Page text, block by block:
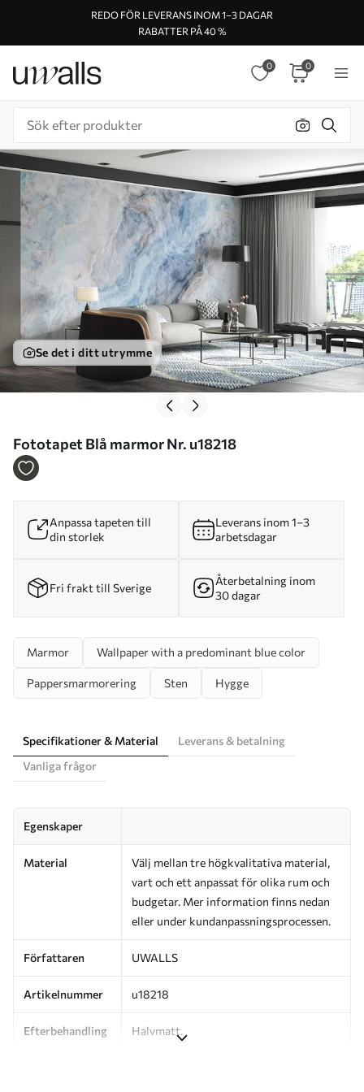
REDO FÖR LEVERANS INOM 1–3 DAGAR
RABATTER PÅ 40 %
0 0
Se det i ditt utrymme
Fototapet Blå marmor Nr. u18218
Anpassa tapeten till
din storlek
Leverans inom 1–3
arbetsdagar
Fri frakt till Sverige
Återbetalning inom
30 dagar
Marmor Wallpaper with a predominant blue color
Pappersmarmorering Sten Hygge
Specifikationer & Material
Leverans & betalning
Vanliga frågor
Egenskaper
Material
Välj mellan tre högkvalitativa material,
vart och ett anpassat för olika rum och
budgetar. Mer information finns nedan
eller under kundanpassningsprocessen.
Författaren UWALLS
Artikelnummer u18218
Efterbehandling Halvmatt.